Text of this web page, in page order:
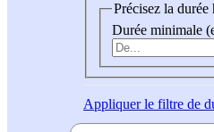
Précisez la durée
Durée minimale
Appliquerle filtre de